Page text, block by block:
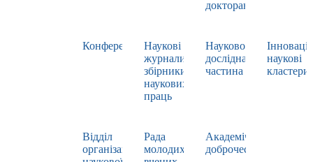
докторантури
Конференції
Наукові
журнали,
збірники
наукових
праць
Науково-
дослідна
частина
наукові
кластери
Відділ
організації
Рада
молодих
Академічна
доброчесність